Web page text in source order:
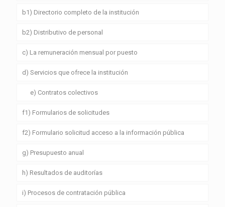
b1) Directorio completo de la institución
b2) Distributivo de personal
c) La remuneración mensual por puesto
d) Servicios que ofrece la institución
e) Contratos colectivos
f1) Formularios de solicitudes
f2) Formulario solicitud acceso a la información pública
g) Presupuesto anual
h) Resultados de auditorías
i) Procesos de contratación pública